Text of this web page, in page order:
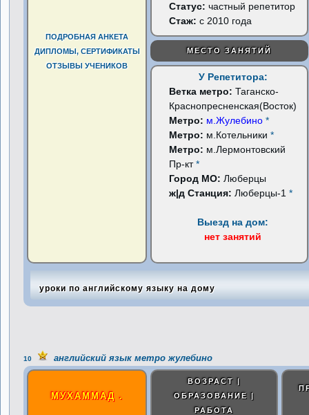
ПОДРОБНАЯ АНКЕТА
ДИПЛОМЫ, СЕРТИФИКАТЫ
ОТЗЫВЫ УЧЕНИКОВ
Статус:частный репетитор
Стаж: с 2010 года
МЕСТО ЗАНЯТИЙ
У Репетитора:
Ветка метро:Таганско-
Краснопресненская(Восток)
Метро: м.Жулебино *
Метро: м.Котельники*
Метро: м.Лермонтовский
Пр-кт*
Город МО:Люберцы
ж|д Станция:Люберцы-1*
Выезд на дом:
нет занятий
уроки по английскому языку на дому
10 английский язык метро жулебино
МУХАММАД .
ВОЗРАСТ |
ОБРАЗОВАНИЕ |
РАБОТА